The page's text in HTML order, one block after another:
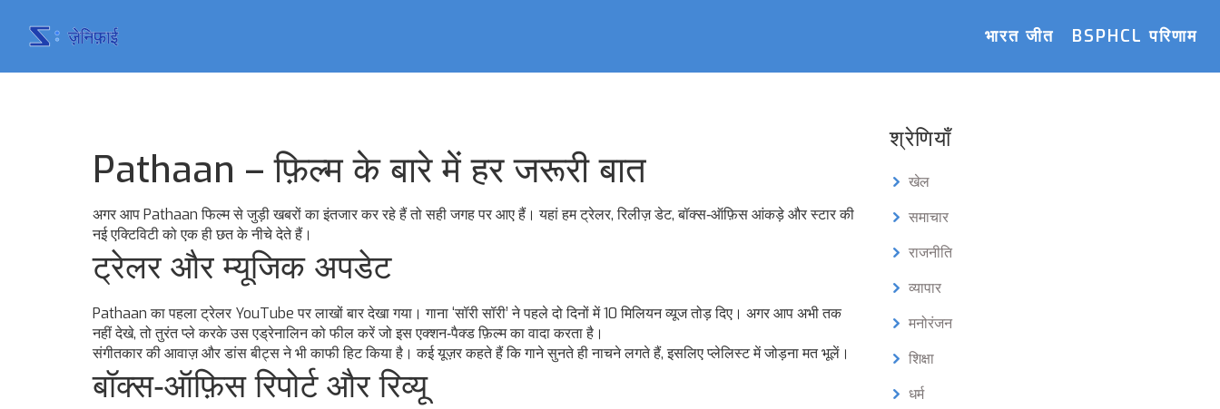
भारत जीत BSPHCL परिणाम
Pathaan – फ़िल्म के बारे में हर जरूरी बात
अगर आप Pathaan फिल्म से जुड़ी खबरों का इंतजार कर रहे हैं तो सही जगह पर आए हैं। यहां हम ट्रेलर, रिलीज़ डेट, बॉक्स‑ऑफ़िस आंकड़े और स्टार की
नई एक्टिविटी को एक ही छत के नीचे देते हैं।
ट्रेलर और म्यूजिक अपडेट
Pathaan का पहला ट्रेलर YouTube पर लाखों बार देखा गया। गाना ‘सॉरी सॉरी’ ने पहले दो दिनों में 10 मिलियन व्यूज तोड़ दिए। अगर आप अभी तक
नहीं देखे, तो तुरंत प्ले करके उस एड्रेनालिन को फील करें जो इस एक्शन‑पैक्ड फ़िल्म का वादा करता है।
संगीतकार की आवाज़ और डांस बीट्स ने भी काफी हिट किया है। कई यूज़र कहते हैं कि गाने सुनते ही नाचने लगते हैं, इसलिए प्लेलिस्ट में जोड़ना मत भूलें।
बॉक्स‑ऑफ़िस रिपोर्ट और रिव्यू
श्रेणियाँ
खेल
समाचार
राजनीति
व्यापार
मनोरंजन
शिक्षा
धर्म